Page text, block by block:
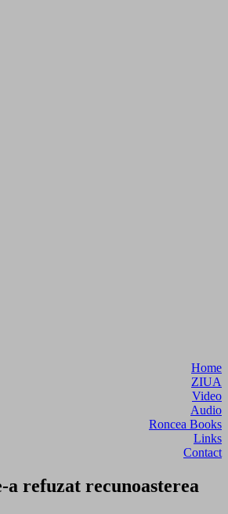
Home
ZIUA
Video
Audio
Roncea Books
Links
Contact
refuzat recunoasterea